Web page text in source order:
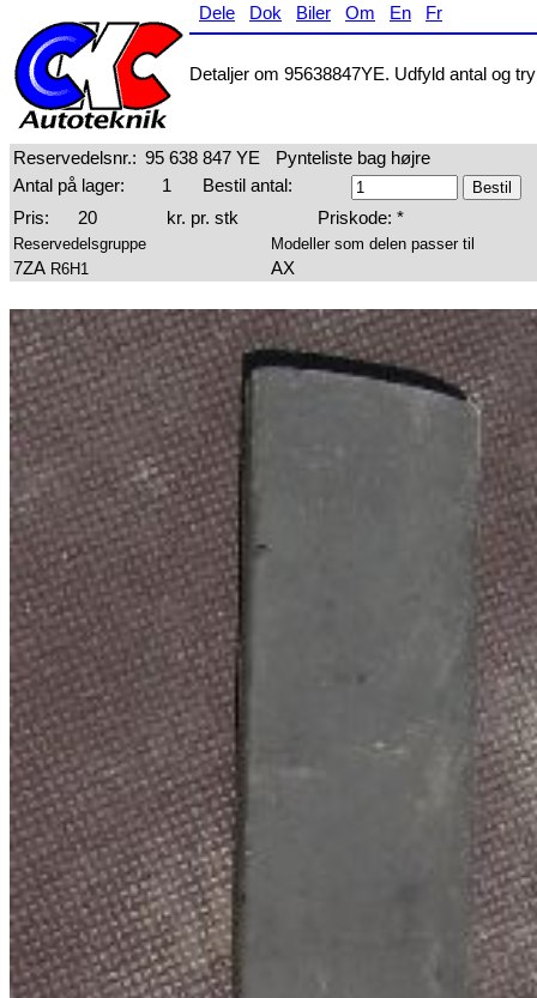
Dele Dok Biler Om En Fr
Detaljer om 95638847YE. Udfyld antal og
Reservedelsnr.: 95 638 847 YE
Pynteliste bag højre
Antal på lager:
1
Bestil antal:
Pris:
20 kr. pr. stk Priskode: *
Reservedelsgruppe Modeller som delen passer til
7ZA R6H1 AX